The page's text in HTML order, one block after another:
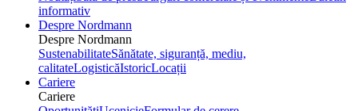
informativ
Despre Nordmann
Despre Nordmann
SustenabilitateSănătate, siguranță, mediu,
calitateLogisticăIstoricLocații
Cariere
Cariere